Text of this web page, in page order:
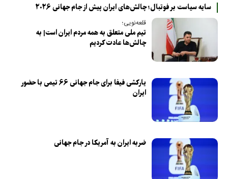
سایه سیاست بر فوتبال؛ چالش‌های ایران پیش از جام جهانی ۲۰۲۶
قلعه‌نویی؛
تیم ملی متعلق به همه مردم ایران است| به
چالش‌ها عادت کردیم
یارکشی فیفا برای جام جهانی ۶۶ تیمی با حضور
ایران
ضربه ایران به آمریکا در جام جهانی